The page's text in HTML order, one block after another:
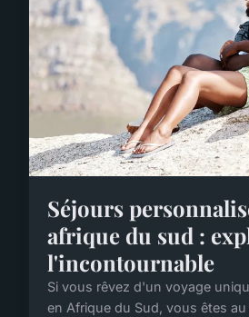
Séjours
afrique du sud :
l'incontournable
Si vous rêvez d'un voyage
en Afrique du Sud, vous êtes